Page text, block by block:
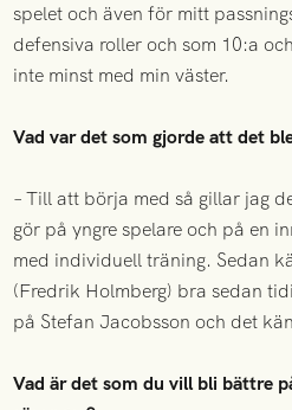
spelet och även för mitt
defensiva roller och som 10:a
inte minst med min väster.
Vad var det som gjorde att det
– Till att börja med så gillar jag
gör på yngre spelare och på en
med individuell träning. Sedan
(Fredrik Holmberg) bra sedan
på Stefan Jacobsson och det
Vad är det som du vill bli bättre